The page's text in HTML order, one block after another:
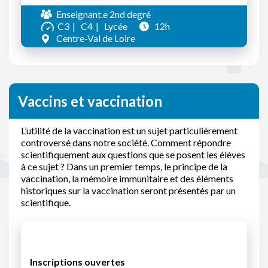
Enseignant.e 2nd degré
C3
C4 Lycée
12h
Centre-Val de Loire
Vaccins et vaccination
L’utilité de la vaccination est un sujet particulièrement
controversé dans notre société. Comment répondre
scientifiquement aux questions que se posent les élèves
à ce sujet ? Dans un premier temps, le principe de la
vaccination, la mémoire immunitaire et des éléments
historiques sur la vaccination seront présentés par un
scientifique.
Inscriptions ouvertes